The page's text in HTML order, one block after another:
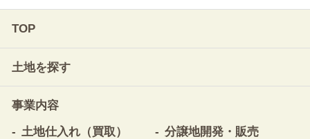
TOP
土地を探す
事業内容
土地仕入れ（買取）
分譲地開発・販売